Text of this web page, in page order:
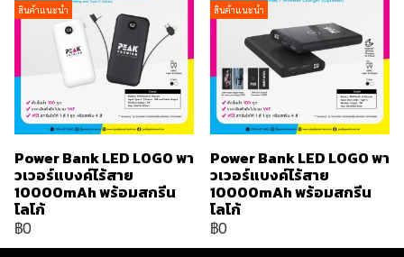
สินค้าแนะนำ
Power Bank LED LOGO พา
วเวอร์แบงค์ไร้สาย
10000mAh พร้อมสกรีน
โลโก้
฿0
สินค้าแนะนำ
Power Bank LED LOGO พา
วเวอร์แบงค์ไร้สาย
10000mAh พร้อมสกรีน
โลโก้
฿0